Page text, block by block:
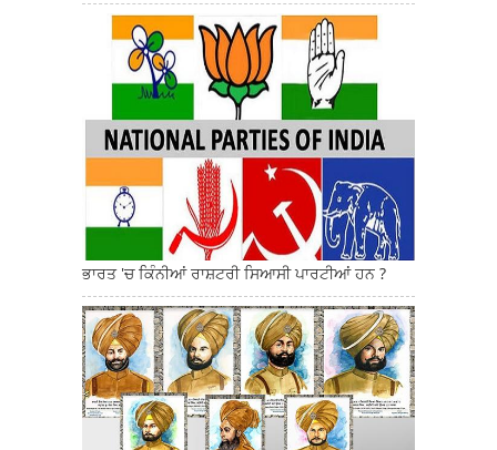
ਭਾਰਤ 'ਚ ਕਿੰਨੀਆਂ ਰਾਸ਼ਟਰੀ ਸਿਆਸੀ ਪਾਰਟੀਆਂ ਹਨ ?